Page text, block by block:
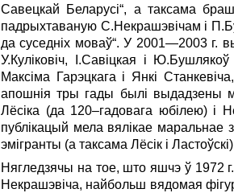
Савецкай Беларусі“, а таксама
падрыхтаваную С.Некрашэвічам і
да суседніх моваў“. У 2001—2003 г.
У.Куліковіч, І.Савіцкая і
Максіма Гарэцкага і Янкі
апошнія тры гады былі выдадзены
Лёсіка (да 120–гадовага юбілею) і
публікацый мела вялікае маральнае
эмігранты (а таксама Лёсік і
Нягледзячы на тое, што яшчэ ў 1972
Некрашэвіча, найбольш вядомая